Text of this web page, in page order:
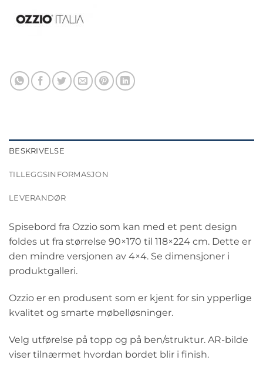
BESKRIVELSE
TILLEGGSINFORMASJON
LEVERANDØR
Spisebord fra Ozzio som kan med et pent design
foldes ut fra størrelse 90×170 til 118×224 cm. Dette er
den mindre versjonen av 4×4. Se dimensjoner i
produktgalleri.
Ozzio er en produsent som er kjent for sin ypperlige
kvalitet og smarte møbelløsninger.
Velg utførelse på topp og på ben/struktur. AR-bilde
viser tilnærmet hvordan bordet blir i finish.